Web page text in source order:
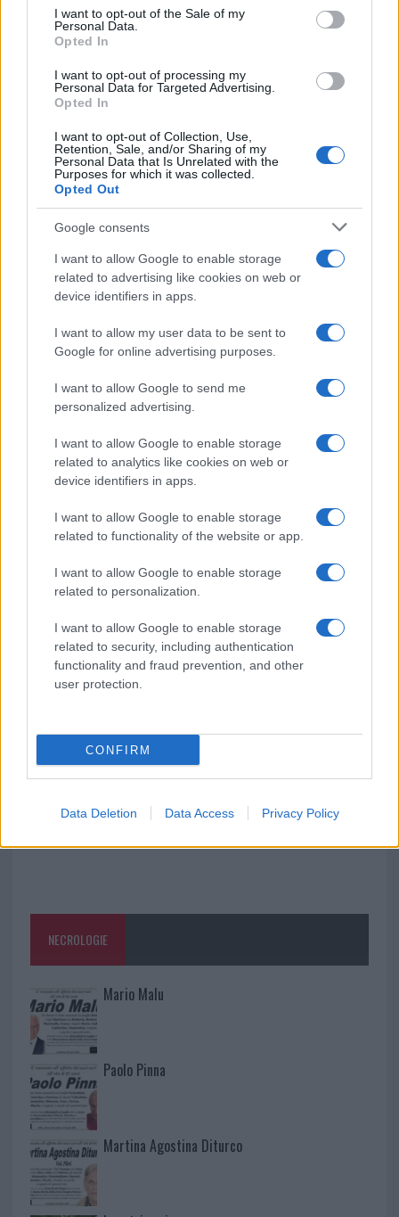
consent section.
I want to opt-out of the Sale of my
Personal Data.
Opted In
I want to opt-out of processing my
Personal Data for Targeted Advertising.
Opted In
I want to opt-out of Collection, Use,
Retention, Sale, and/or Sharing of my
Personal Data that Is Unrelated with the
Purposes for which it was collected.
Opted Out
Google consents
I want to allow Google to enable storage
related to advertising like cookies on web or
device identifiers in apps.
I want to allow my user data to be sent to
Google for online advertising purposes.
I want to allow Google to send me
personalized advertising.
I want to allow Google to enable storage
related to analytics like cookies on web or
device identifiers in apps.
I want to allow Google to enable storage
related to functionality of the website or app.
I want to allow Google to enable storage
related to personalization.
I want to allow Google to enable storage
related to security, including authentication
functionality and fraud prevention, and other
user protection.
CONFIRM
Data Deletion Data Access Privacy Policy
F
a
ce
b
o
o
k
T
w
it
te
r
Pi
te
st
W
at
A
p
S
a
Articolo precedente
NOTIZIE RECENTI
Controlli rafforzati in Costa Smeralda, 20
arresti e 135 denunce
nuove aule nelle scuole di Olbia
Incidente sulla provinciale 125, paura tra Olbia e
Arzachena
Incidente sulla strada provinciale ad Arzachena,
un ferito
Sangue, musica e solidarietà con Avis Olbia al
Meteo Olbia 9 agosto, temperature in calo
Salmo finisce in ospedale a Catania, ma il tour
NECROLOGIE
Mario Malu
Paolo Pinna
Martina Agostina Diturco